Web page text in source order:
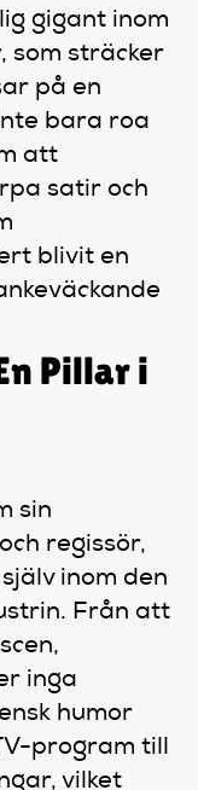
gigant inom
som sträcker
på en
bara roa
att
satir och
blivit en
Pillar i
sin
regissör,
inom den
Från att
inga
humor
program till
vilket